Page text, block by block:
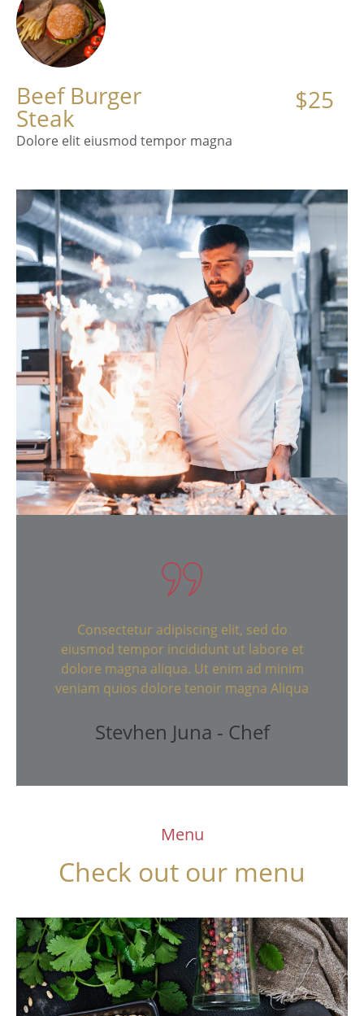
Beef Burger
Steak
Dolore elit eiusmod tempor magna
$25
Consectetur adipiscing elit, sed do
eiusmod tempor incididunt ut labore et
dolore magna aliqua. Ut enim ad minim
veniam quios dolore tenoir magna Aliqua
Stevhen Juna - Chef
Menu
Check out our menu